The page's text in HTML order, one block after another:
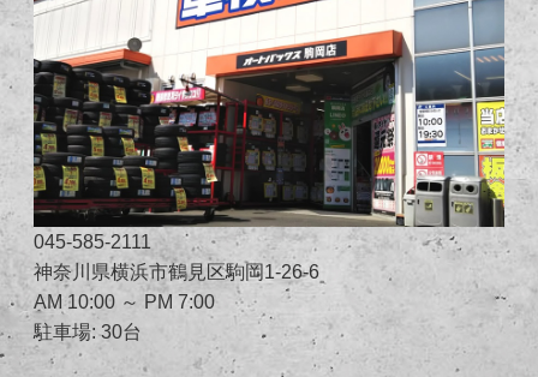
045-585-2111
神奈川県横浜市鶴見区駒岡1-26-6
AM 10:00 ～ PM 7:00
駐車場: 30台